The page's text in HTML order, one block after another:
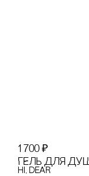
1 700 ₽
ГЕЛЬ ДЛЯ
hi, dear